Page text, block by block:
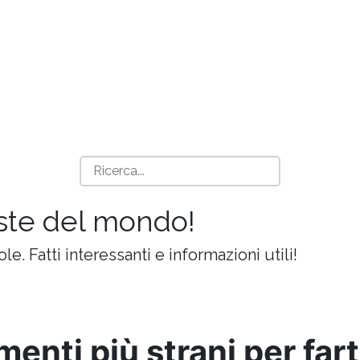
del mondo!
Fatti interessanti e informazioni utili!
più strani per